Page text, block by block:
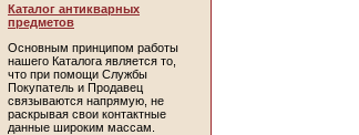
Каталог антикварных
предметов
Основным принципом работы
нашего Каталога является то,
что при помощи Службы
Покупатель и Продавец
связываются напрямую, не
раскрывая свои контактные
данные широким массам.